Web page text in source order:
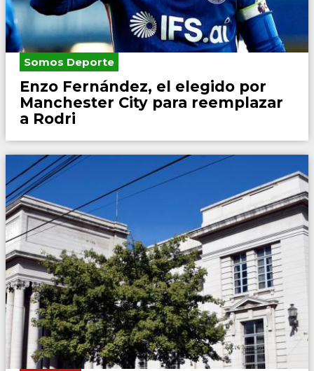
Somos Deporte
Enzo Fernández, el elegido por
Manchester City para reemplazar
a Rodri